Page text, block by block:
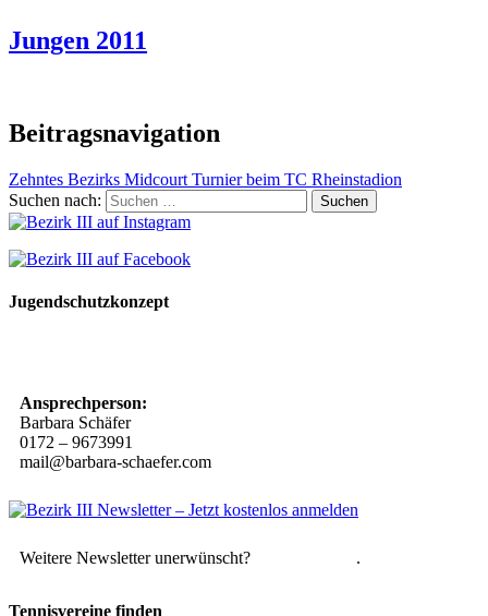
Jungen 2011
Beitragsnavigation
Zehntes Bezirks Midcourt Turnier beim TC Rheinstadion
Suchen nach:
Jugendschutzkonzept
Ansprechperson:
Barbara Schäfer
0172 – 9673991
mail@barbara-schaefer.com
Weitere Newsletter unerwünscht? .
Tennisvereine finden